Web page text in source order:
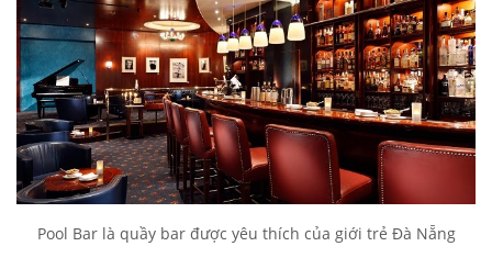
Pool Bar là quầy bar được yêu thích của giới trẻ Đà Nẵng